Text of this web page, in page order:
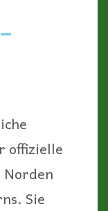
offizielle
Norden
Sie